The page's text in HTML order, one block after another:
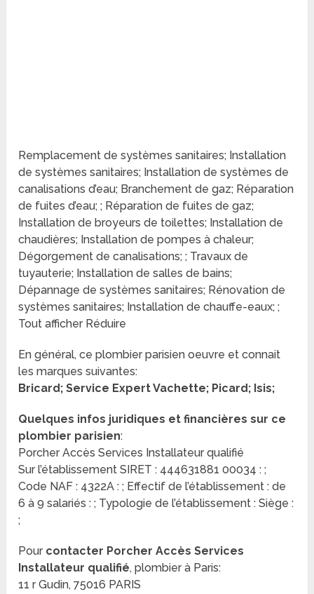
Remplacement de systèmes sanitaires; Installation
de systèmes sanitaires; Installation de systèmes de
canalisations d’eau; Branchement de gaz; Réparation
de fuites d’eau; ; Réparation de fuites de gaz;
Installation de broyeurs de toilettes; Installation de
chaudières; Installation de pompes à chaleur;
Dégorgement de canalisations; ; Travaux de
tuyauterie; Installation de salles de bains;
Dépannage de systèmes sanitaires; Rénovation de
systèmes sanitaires; Installation de chauffe-eaux; ;
Tout afficher Réduire
En général, ce plombier parisien oeuvre et connait
les marques suivantes:
Bricard; Service Expert Vachette; Picard; Isis;
Quelques infos juridiques et financières sur ce
plombier parisien:
Porcher Accès Services Installateur qualifié
Sur l’établissement SIRET : 444631881 00034 : ;
Code NAF : 4322A : ; Effectif de l’établissement : de
6 à 9 salariés : ; Typologie de l’établissement : Siège :
;
Pour contacter Porcher Accès Services
Installateur qualifié, plombier à Paris:
11 r Gudin, 75016 PARIS